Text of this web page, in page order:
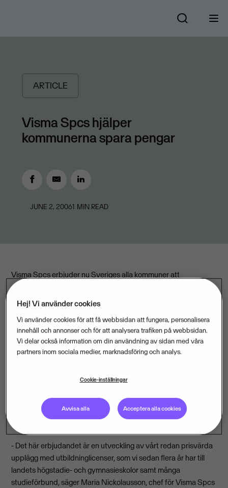
ARTICLE
Visma Spcs hjälper
kommunerna spara pengar
JUNE 2, 20061 MIN READ
Visma Spcs erbjuder nu Sveriges alla kommuner att
rationalisera och förbilliga sina inköp av programvaror för
skolornas utbildning i ekonomi och företagande.
Kommunlicensen ger skolorna tillgång till samma
ekonomiprogram som hälften av Sveriges företag har valt att
använda i sin verksamhet. Eleverna kommer med andra ord väl
Genom att kommunen tecknar ett centralt avtal för samtliga
sina högstadie- och gymnasieskolor på programmen från
Visma Spcs blir licenserna både billigare och enklare att
administrera.
- Det här erbjudandet är en utveckling av vårt redan prisvärda
upplägg med utbildninglicenser, som vi sedan flera år har till
landets högstadie- och gymnasieskolor samt många
studieförbund, säger Maria Nickolausson, chef för Visma Spcs
Hej! Vi använder cookies
Vi använder cookies för att få webbsidan att fungera, personalisera
innehåll och annonser och för att analysera trafiken på webbsidan.
Vi delar också information om din användning av sidan med våra
partners inom sociala medier, marknadsföring och analys.
Cookie-inställningar
Avvisa alla Acceptera alla cookies